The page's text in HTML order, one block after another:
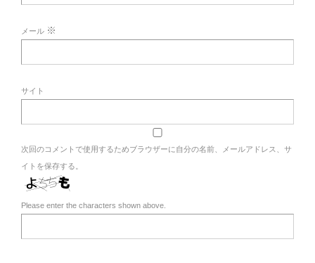
メール ※
サイト
次回のコメントで使用するためブラウザーに自分の名前、メールアドレス、サ
イトを保存する。
Please enter the characters shown above.